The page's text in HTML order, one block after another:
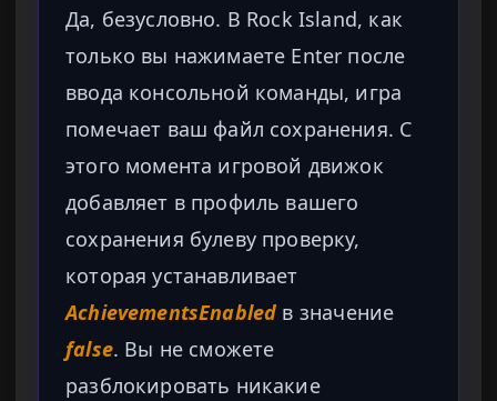
Да, безусловно. В Rock Island, как
только вы нажимаете Enter после
ввода консольной команды, игра
помечает ваш файл сохранения. С
этого момента игровой движок
добавляет в профиль вашего
сохранения булеву проверку,
которая устанавливает
AchievementsEnabled в значение
false. Вы не сможете
разблокировать никакие